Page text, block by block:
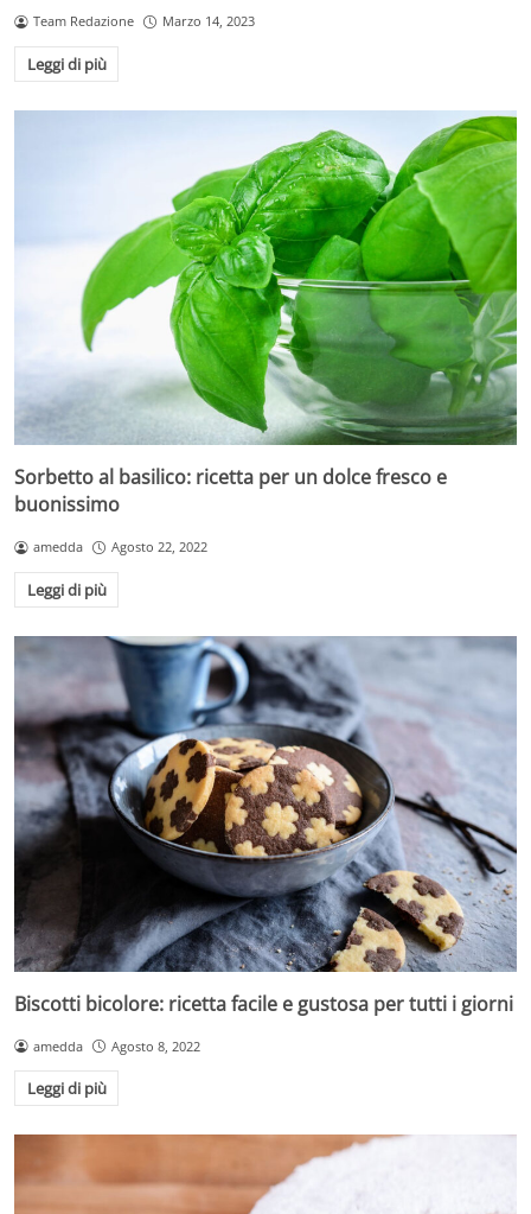
Team Redazione Marzo 14, 2023
Leggi di più
Sorbetto al basilico: ricetta per un dolce fresco e
buonissimo
amedda Agosto 22, 2022
Leggi di più
Biscotti bicolore: ricetta facile e gustosa per tutti i giorni
amedda Agosto 8, 2022
Leggi di più